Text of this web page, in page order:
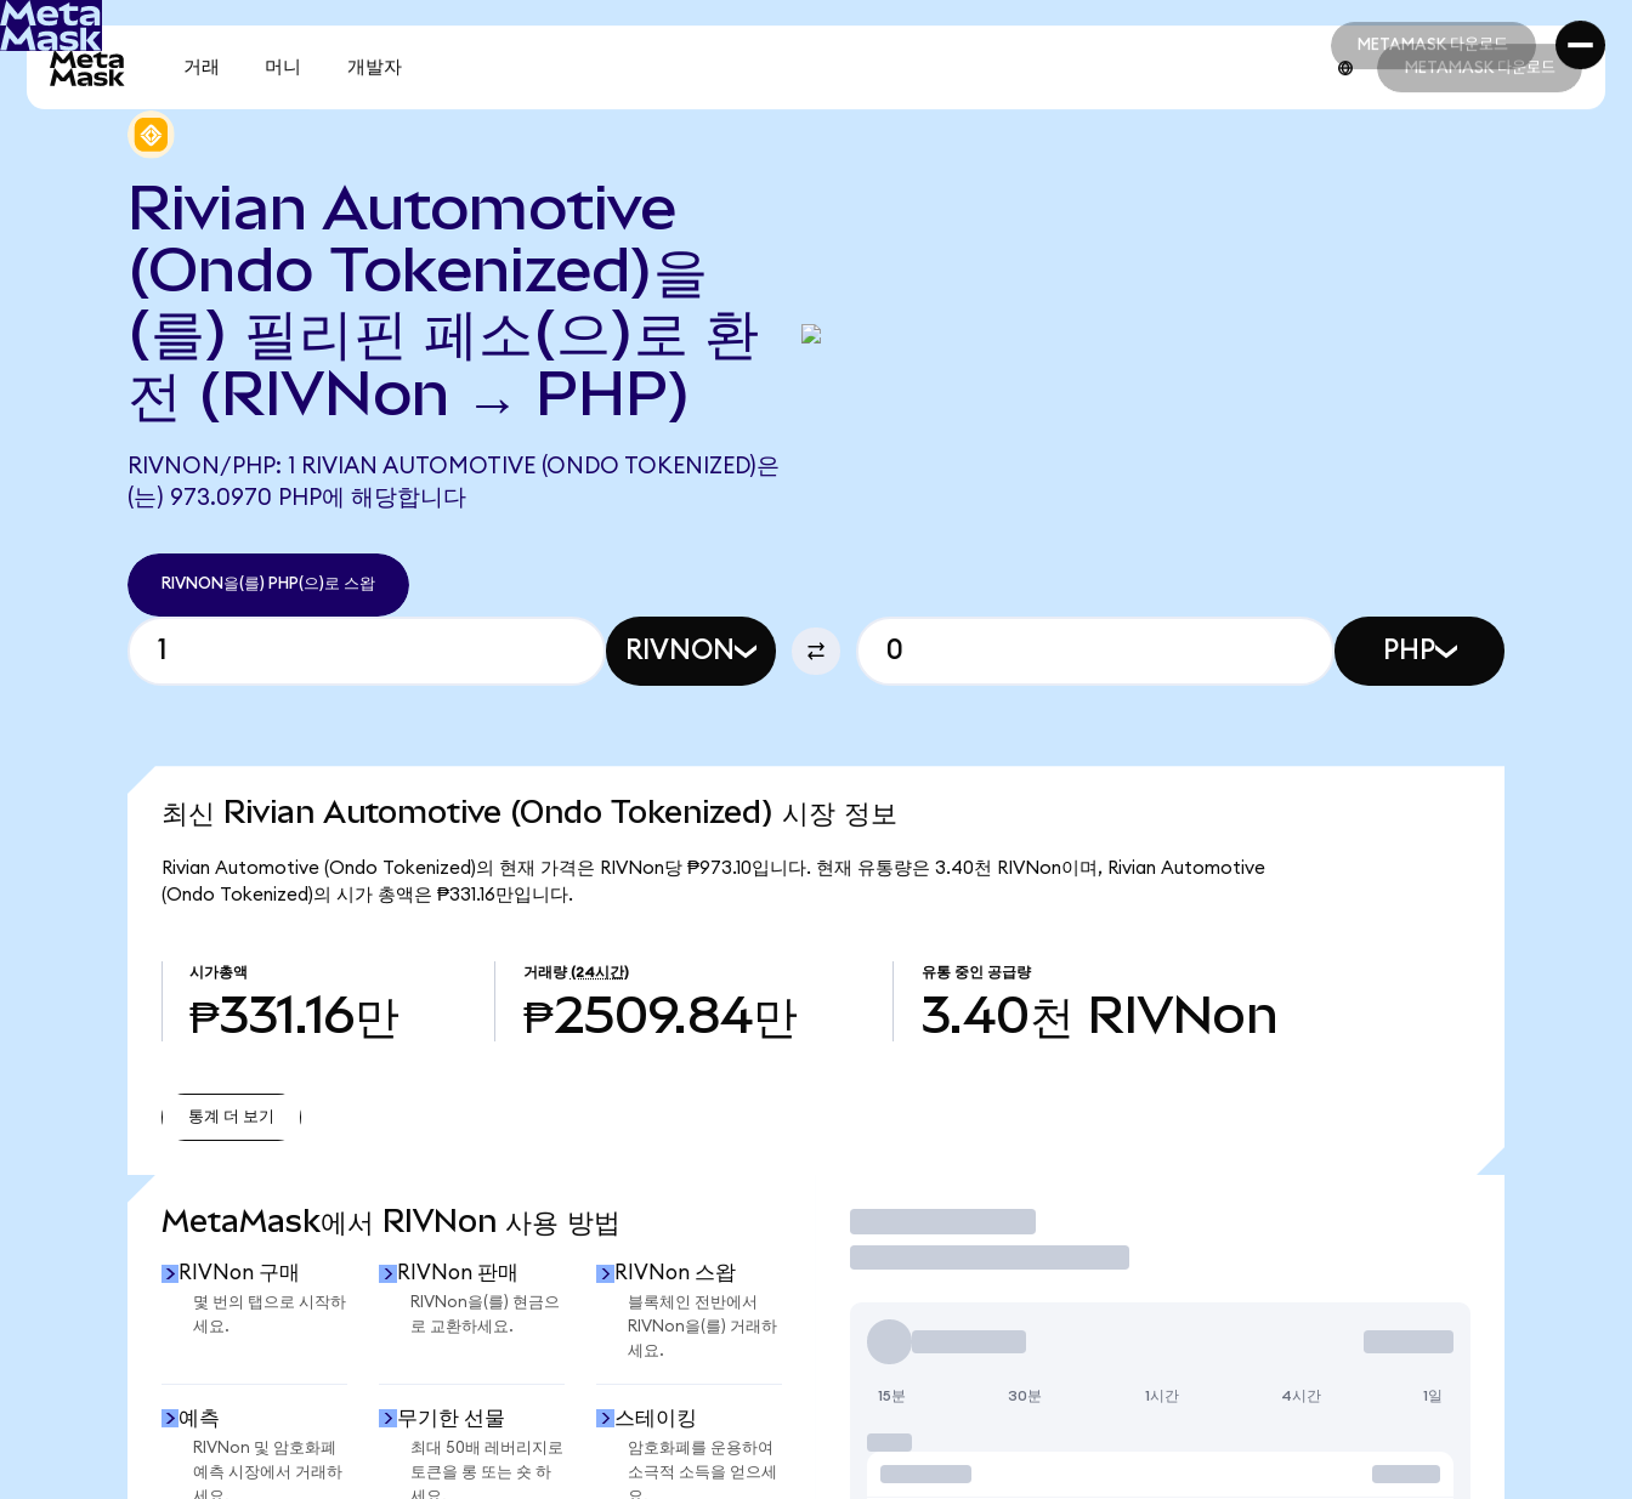
METAMASK 다운로드
METAMASK 다운로드
거래 머니 개발자 METAMASK 다운로드
Rivian Automotive
(Ondo Tokenized)을
(를) 필리핀 페소(으)로 환
전 (RIVNon → PHP)
RIVNON/PHP: 1 RIVIAN AUTOMOTIVE (ONDO TOKENIZED)은
(는) 973.0970 PHP에 해당합니다
RIVNON을(를) PHP(으)로 스왑
RIVNON PHP
최신 Rivian Automotive (Ondo Tokenized) 시장 정보
Rivian Automotive (Ondo Tokenized)의 현재 가격은 RIVNon당 ₱973.10입니다. 현재 유통량은 3.40천 RIVNon이며, Rivian Automotive
(Ondo Tokenized)의 시가 총액은 ₱331.16만입니다.
시가총액
₱331.16만
거래량 (24시간)
₱2509.84만
유통 중인 공급량
3.40천 RIVNon
통계 더 보기
MetaMask에서 RIVNon 사용 방법
RIVNon 구매
몇 번의 탭으로 시작하
세요.
RIVNon 판매
RIVNon을(를) 현금으
로 교환하세요.
RIVNon 스왑
블록체인 전반에서
RIVNon을(를) 거래하
세요.
예측
RIVNon 및 암호화폐
예측 시장에서 거래하
무기한 선물
최대 50배 레버리지로
토큰을 롱 또는 숏 하
스테이킹
암호화폐를 운용하여
소극적 소득을 얻으세
거래
15분 30분 1시간 4시간 1일